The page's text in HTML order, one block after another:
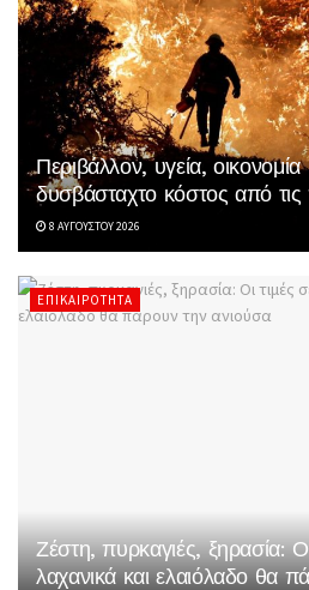
Περιβάλλον, υγεία,
δυσβάσταχτο κόστος από τις
8 ΑΥΓΟΎΣΤΟΥ 2026
ΕΠΙΚΑΙΡΌΤΗΤΑ
Ζέστη, πυρκαγιές, ξηρασία:
λαχανικά και ελαιόλαδο θα